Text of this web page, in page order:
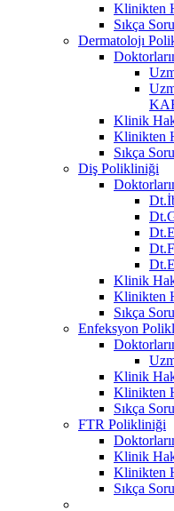
Klinikten
Sıkça
Dermatolojı
Klinik
Klinikten
Sıkça
Diş Polikliniği
Klinik
Klinikten
Sıkça
Enfeksyon
Klinik
Klinikten
Sıkça
FTR Polikliniği
Klinik
Klinikten
Sıkça